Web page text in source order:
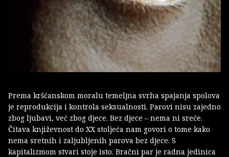
Prema kršćanskom moralu temeljna svrha spajanja spolova
je reprodukcija i kontrola seksualnosti. Parovi nisu zajedno
zbog ljubavi, već zbog djece. Bez djece – nema ni sreće.
Čitava književnost do XX stoljeća nam govori o tome kako
nema sretnih i zaljubljenih parova bez djece. S
kapitalizmom stvari stoje isto. Bračni par je radna jedinica